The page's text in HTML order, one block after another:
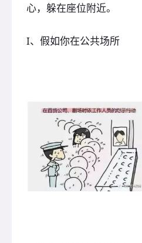
心，躲在座位附近。
I、假如你在公共场所